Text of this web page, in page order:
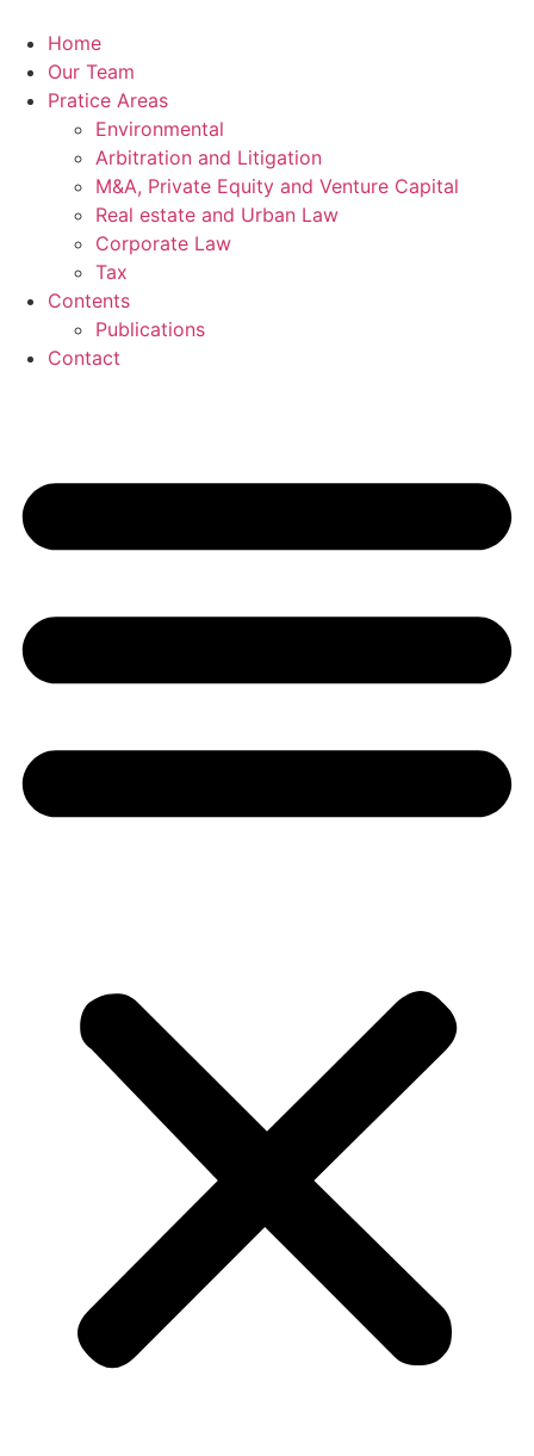
content
Home
Our Team
Pratice Areas
Environmental
Arbitration and Litigation
M&A, Private Equity and Venture Capital
Real estate and Urban Law
Corporate Law
Tax
Contents
Publications
Contact